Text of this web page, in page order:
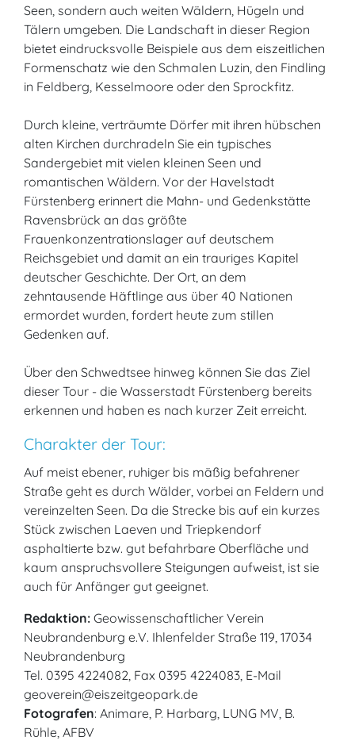
Seen, sondern auch weiten Wäldern, Hügeln und
Tälern umgeben. Die Landschaft in dieser Region
bietet eindrucksvolle Beispiele aus dem eiszeitlichen
Formenschatz wie den Schmalen Luzin, den Findling
in Feldberg, Kesselmoore oder den Sprockfitz.
Durch kleine, verträumte Dörfer mit ihren hübschen
alten Kirchen durchradeln Sie ein typisches
Sandergebiet mit vielen kleinen Seen und
romantischen Wäldern. Vor der Havelstadt
Fürstenberg erinnert die Mahn- und Gedenkstätte
Ravensbrück an das größte
Frauenkonzentrationslager auf deutschem
Reichsgebiet und damit an ein trauriges Kapitel
deutscher Geschichte. Der Ort, an dem
zehntausende Häftlinge aus über 40 Nationen
ermordet wurden, fordert heute zum stillen
Gedenken auf.
Über den Schwedtsee hinweg können Sie das Ziel
dieser Tour - die Wasserstadt Fürstenberg bereits
erkennen und haben es nach kurzer Zeit erreicht.
Charakter der Tour:
Auf meist ebener, ruhiger bis mäßig befahrener
Straße geht es durch Wälder, vorbei an Feldern und
vereinzelten Seen. Da die Strecke bis auf ein kurzes
Stück zwischen Laeven und Triepkendorf
asphaltierte bzw. gut befahrbare Oberfläche und
kaum anspruchsvollere Steigungen aufweist, ist sie
auch für Anfänger gut geeignet.
Redaktion: Geowissenschaftlicher Verein
Neubrandenburg e.V. Ihlenfelder Straße 119, 17034
Neubrandenburg
Tel. 0395 4224082, Fax 0395 4224083, E-Mail
geoverein@eiszeitgeopark.de
Fotografen: Animare, P. Harbarg, LUNG MV, B.
Rühle, AFBV